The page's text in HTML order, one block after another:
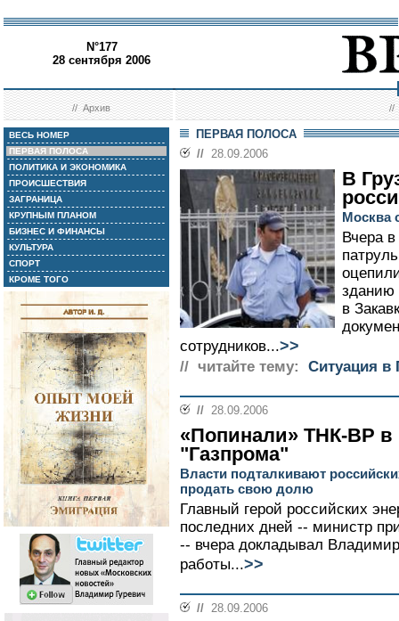
N°177
28 сентября 2006
//Архив //
ВЕСЬ НОМЕР
ПЕРВАЯ ПОЛОСА
ПОЛИТИКА И ЭКОНОМИКА
ПРОИСШЕСТВИЯ
ЗАГРАНИЦА
КРУПНЫМ ПЛАНОМ
БИЗНЕС И ФИНАНСЫ
КУЛЬТУРА
СПОРТ
КРОМЕ ТОГО
ПЕРВАЯ ПОЛОСА
// 28.09.2006
В
Москва
Вчера
зданию
в
сотрудников...>>
// читайте тему: Ситуация в
// 28.09.2006
«Попинали» ТНК-ВР в
"Газпрома"
Власти подталкивают
продать свою долю
Главный герой российских
последних дней -- министр
-- вчера докладывал
работы...>>
// 28.09.2006